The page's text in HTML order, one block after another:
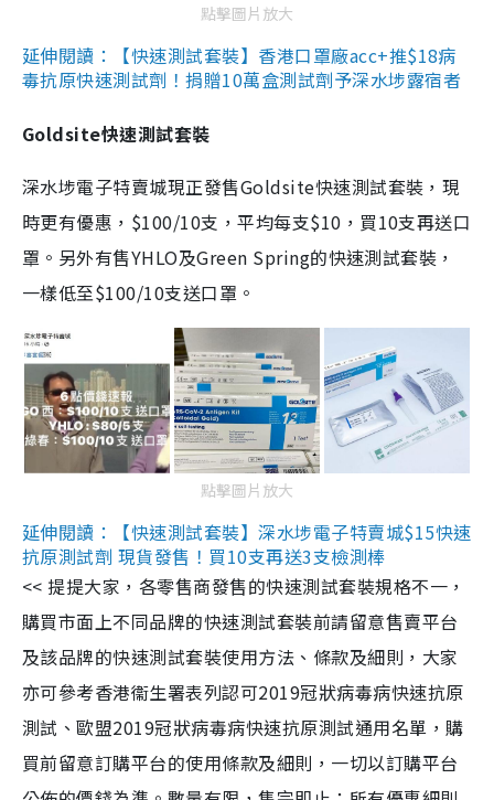
點擊圖片放大
延伸閱讀：【快速測試套裝】香港口罩廠acc+推$18病
毒抗原快速測試劑！捐贈10萬盒測試劑予深水埗露宿者
Goldsite快速測試套裝
深水埗電子特賣城現正發售Goldsite快速測試套裝，現
時更有優惠，$100/10支，平均每支$10，買10支再送口
罩。另外有售YHLO及Green Spring的快速測試套裝，
一樣低至$100/10支送口罩。
點擊圖片放大
延伸閱讀：【快速測試套裝】深水埗電子特賣城$15快速
抗原測試劑 現貨發售！買10支再送3支檢測棒
<< 提提大家，各零售商發售的快速測試套裝規格不一，
購買市面上不同品牌的快速測試套裝前請留意售賣平台
及該品牌的快速測試套裝使用方法、條款及細則，大家
亦可參考香港衞生署表列認可2019冠狀病毒病快速抗原
測試、歐盟2019冠狀病毒病快速抗原測試通用名單，購
買前留意訂購平台的使用條款及細則，一切以訂購平台